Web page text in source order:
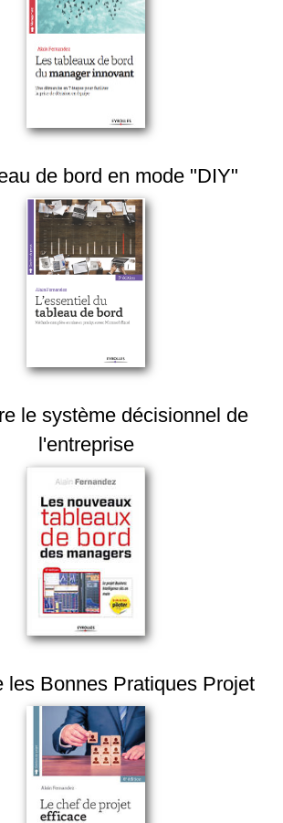
de bord en mode "DIY"
le système décisionnel de
l'entreprise
les Bonnes Pratiques Projet